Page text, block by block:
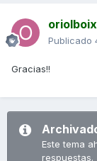
oriolboix
Publicado
Gracias!!
Este tema
respuestas.